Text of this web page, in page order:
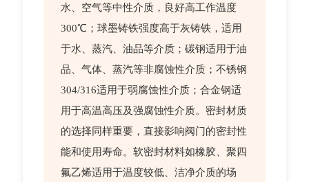
水、空气等中性介质，良好高工作温度
300℃；球墨铸铁强度高于灰铸铁，适用
于水、蒸汽、油品等介质；碳钢适用于油
品、气体、蒸汽等非腐蚀性介质；不锈钢
304/316适用于弱腐蚀性介质；合金钢适
用于高温高压及强腐蚀性介质。密封材质
的选择同样重要，直接影响阀门的密封性
能和使用寿命。软密封材料如橡胶、聚四
氟乙烯适用于温度较低、洁净介质的场